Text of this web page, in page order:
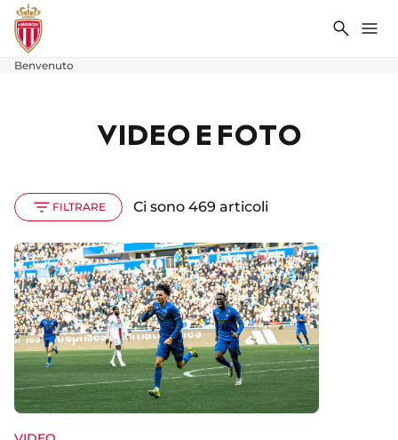
Ricerca
Benvenuto
VIDEO E FOTO
FILTRARE Ci sono 469 articoli